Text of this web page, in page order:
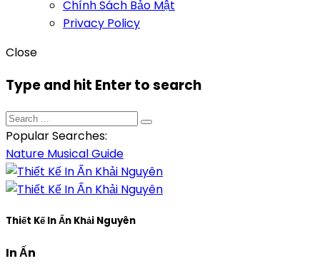
Chính Sách Bảo Mật
Privacy Policy
Close
Type and hit Enter to search
Popular Searches:
Nature MusicalGuide
Thiết Kế In Ấn Khải Nguyên
In Ấn